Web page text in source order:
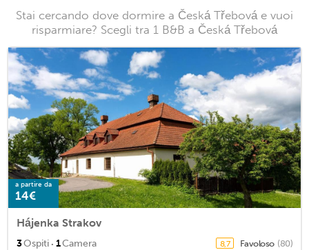
Stai cercando dove dormire a Česká Třebová e vuoi
risparmiare? Scegli tra 1 B&B a Česká Třebová
a partire da
14€
Hájenka Strakov
3Ospiti · 1Camera 8,7 Favoloso (80)